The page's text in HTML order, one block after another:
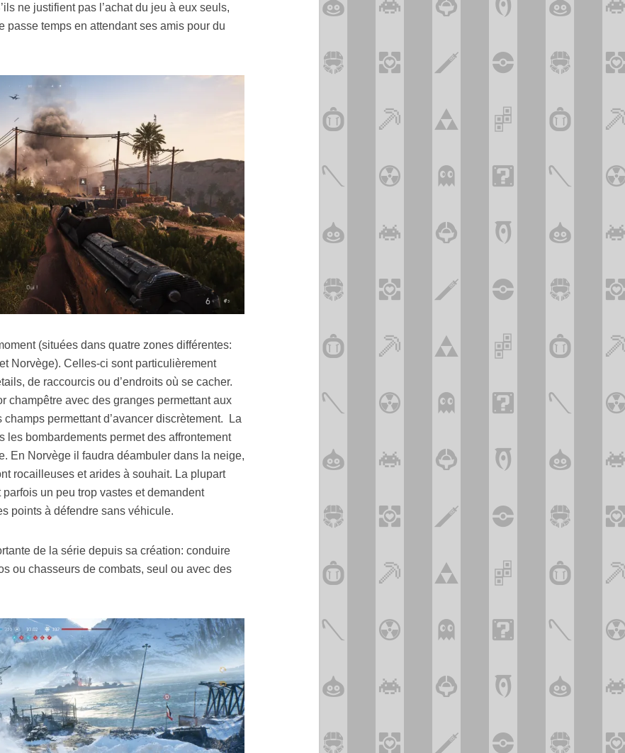
ne justifient pas l’achat du jeu à eux seuls,
passe temps en attendant ses amis pour du
(situées dans quatre zones différentes:
Norvège). Celles-ci sont particulièrement
de raccourcis ou d’endroits où se cacher.
champêtre avec des granges permettant aux
permettant d’avancer discrètement. La
les bombardements permet des affrontement
En Norvège il faudra déambuler dans la neige,
rocailleuses et arides à souhait. La plupart
un peu trop vastes et demandent
points à défendre sans véhicule.
de la série depuis sa création: conduire
ou chasseurs de combats, seul ou avec des